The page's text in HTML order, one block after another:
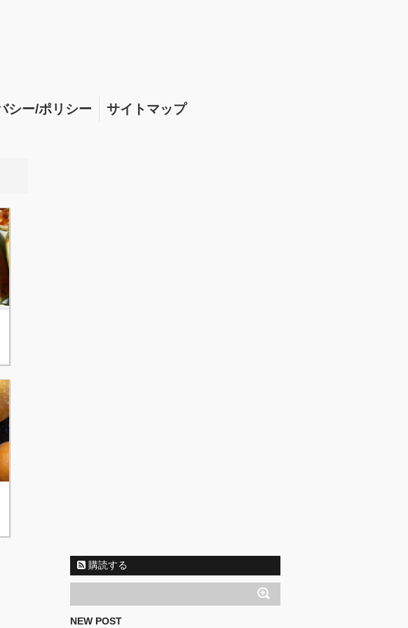
シー/ポリシー サイトマップ
購読する
NEW POST